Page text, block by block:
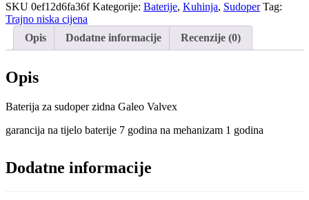
zidna
Galeo
Valvex
količina
SKU 0ef12d6fa36fKategorije: Baterije, Kuhinja, Sudoper Tag:
Trajno niska cijena
Opis
Dodatne informacije Recenzije (0)
Opis
Baterija za sudoper zidna Galeo Valvex
garancija na tijelo baterije 7 godina na mehanizam 1 godina
Dodatne informacije